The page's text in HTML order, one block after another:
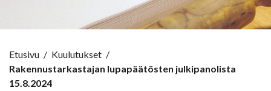
Etusivu / Kuulutukset /
Rakennustarkastajan lupapäätösten julkipanolista
15.8.2024